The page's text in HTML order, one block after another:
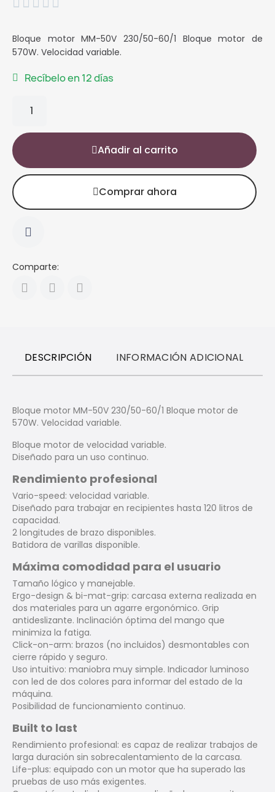
Bloque motor MM-50V 230/50-60/1 Bloque motor de
570W. Velocidad variable.
Recíbelo en 12 días
Añadir al carrito
Comprar ahora
Comparte:
DESCRIPCIÓN INFORMACIÓN ADICIONAL
Bloque motor MM-50V 230/50-60/1 Bloque motor de
570W. Velocidad variable.
Bloque motor de velocidad variable.
Diseñado para un uso continuo.
Rendimiento profesional
Vario-speed: velocidad variable.
Diseñado para trabajar en recipientes hasta 120 litros de
capacidad.
2 longitudes de brazo disponibles.
Batidora de varillas disponible.
Máxima comodidad para el usuario
Tamaño lógico y manejable.
Ergo-design & bi-mat-grip: carcasa externa realizada en
dos materiales para un agarre ergonómico. Grip
antideslizante. Inclinación óptima del mango que
minimiza la fatiga.
Click-on-arm: brazos (no incluidos) desmontables con
cierre rápido y seguro.
Uso intuitivo: maniobra muy simple. Indicador luminoso
con led de dos colores para informar del estado de la
máquina.
Posibilidad de funcionamiento continuo.
Built to last
Rendimiento profesional: es capaz de realizar trabajos de
larga duración sin sobrecalentamiento de la carcasa.
Life-plus: equipado con un motor que ha superado las
pruebas de uso más exigentes.